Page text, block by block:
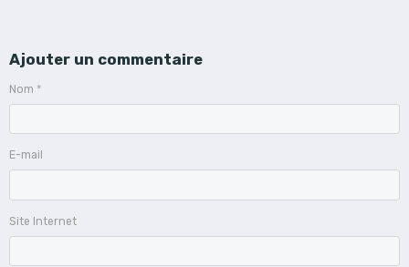
Ajouter un commentaire
Nom
E-mail
Site Internet